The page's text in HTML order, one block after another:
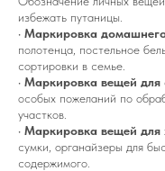
избежать путаницы.
• Маркировка домашнего
полотенца, постельное
сортировки в семье.
• Маркировка вещей для
особых пожеланий по
участков.
• Маркировка вещей для
сумки, органайзеры для
содержимого.